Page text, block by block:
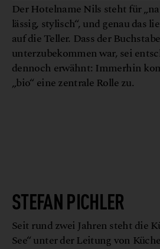
Der Hotelname Nils steht für
lässig, stylisch“, und genau das
auf die Teller. Dass der
unterzubekommen war, sei
dennoch erwähnt: Immerhin
„bio“ eine zentrale Rolle zu.
STEFAN PICHLER
Seit rund zwei Jahren steht die
See“ unter der Leitung von